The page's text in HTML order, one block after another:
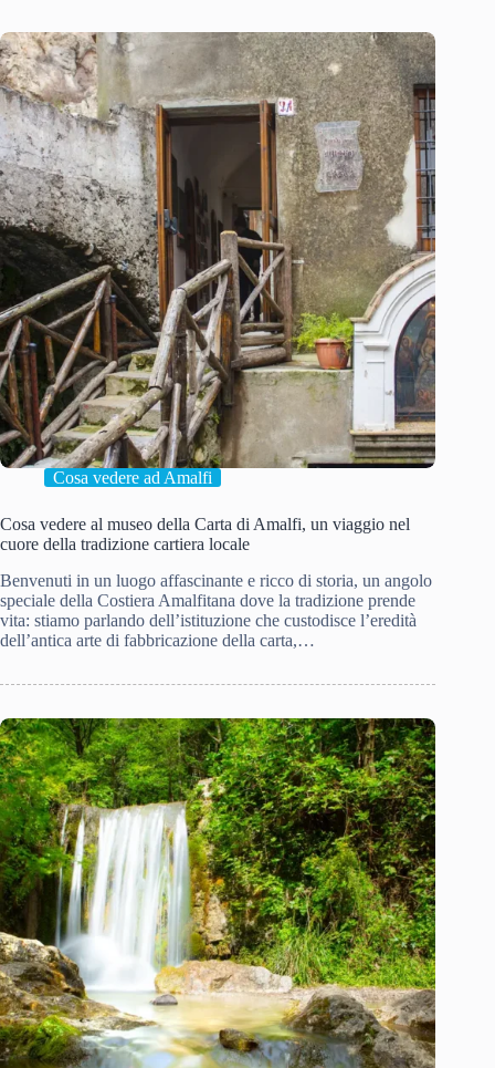
Cosa vedere ad Amalfi
Cosa vedere al museo della Carta di Amalfi, un viaggio nel
cuore della tradizione cartiera locale
Benvenuti in un luogo affascinante e ricco di storia, un angolo
speciale della Costiera Amalfitana dove la tradizione prende
vita: stiamo parlando dell’istituzione che custodisce l’eredità
dell’antica arte di fabbricazione della carta,…